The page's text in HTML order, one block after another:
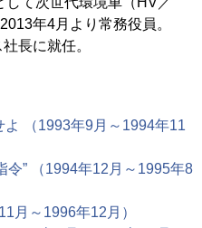
年4月より常務役員。
長に就任。
（1993年9月～1994年11
令” （1994年12月～1995年8
月～1996年12月）